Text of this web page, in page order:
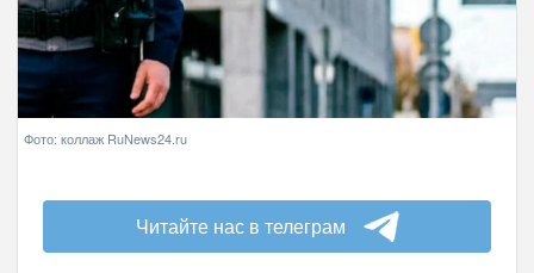
Фото: коллаж RuNews24.ru
Читайте нас в телеграм